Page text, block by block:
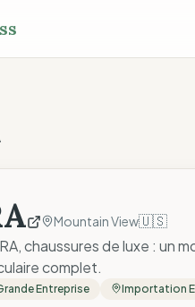
Mountain View🇺🇸
chaussures de luxe : un
complet.
Entreprise Importation